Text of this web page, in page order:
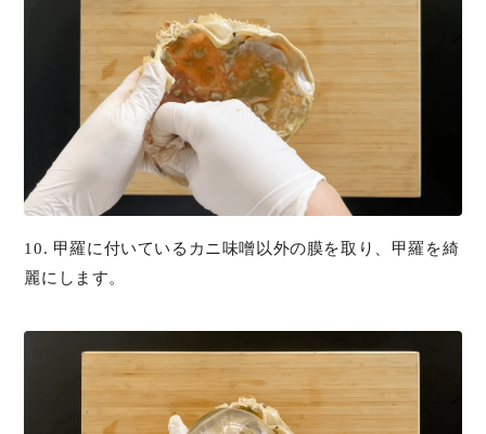
10. 甲羅に付いているカニ味噌以外の膜を取り、甲羅を綺
麗にします。